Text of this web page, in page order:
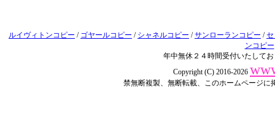
ルイヴィトンコピー / ゴヤールコピー / シャネルコピー /サンローランコピー /
ンコピー
年中無休２４時間受付いたして
Copyright (C) 2016-2026
禁無断複製、無断転載、このホームページ